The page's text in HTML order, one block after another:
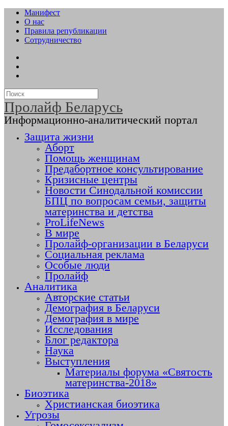
Манифест
О нас
Правила републикации
Сотрудничество
Пролайф Беларусь
Информационно-аналитический портал
Защита жизни
Аборт
Помощь женщинам
Предабортное консультирование
Кризисные центры
Новости Синодальной комиссии
БПЦ по вопросам семьи, защиты
материнства и детства
ProLifeNews
В мире
Пролайф-организации в Беларуси
Социальная реклама
Особые люди
Пролайф
Аналитика
Авторские статьи
Демография в Беларуси
Демография в мире
Исследования
Блог редактора
Наука
Выступления
Материалы форума «Святость
материнства-2018»
Биоэтика
Христианская биоэтика
Угрозы